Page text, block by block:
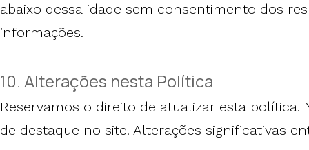
abaixo dessa idade sem consentimento dos
informações.
10. Alterações nesta Política
Reservamos o direito de atualizar esta
de destaque no site. Alterações significativas